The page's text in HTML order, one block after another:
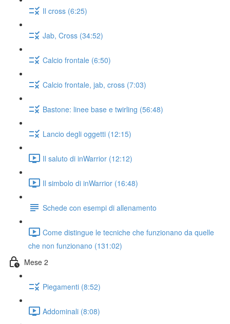
Il cross (6:25)
Jab, Cross (34:52)
Calcio frontale (6:50)
Calcio frontale, jab, cross (7:03)
Bastone: linee base e twirling (56:48)
Lancio degli oggetti (12:15)
Il saluto di inWarrior (12:12)
Il simbolo di inWarrior (16:48)
Schede con esempi di allenamento
Come distingue le tecniche che funzionano da quelle
che non funzionano (131:02)
Mese 2
Piegamenti (8:52)
Addominali (8:08)